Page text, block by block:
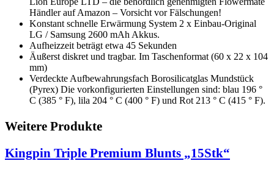
Händler auf Amazon – Vorsicht vor Fälschungen!
Konstant schnelle Erwärmung System 2 x Einbau-Original
LG / Samsung 2600 mAh Akkus.
Aufheizzeit beträgt etwa 45 Sekunden
Äußerst diskret und tragbar. Im Taschenformat (60 x 22 x 104
mm)
Verdeckte Aufbewahrungsfach Borosilicatglas Mundstück
(Pyrex) Die vorkonfigurierten Einstellungen sind: blau 196 °
C (385 ° F), lila 204 ° C (400 ° F) und Rot 213 ° C (415 ° F).
Weitere Produkte
Kingpin Triple Premium Blunts „15Stk“